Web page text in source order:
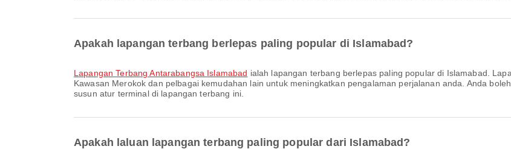
Apakah lapangan terbang berlepas paling popular di Islamabad?
Lapangan Terbang Antarabangsa Islamabad ialah lapangan terbang berlepas paling popular di Islamabad.
Kawasan Merokok dan pelbagai kemudahan lain untuk meningkatkan pengalaman perjalanan anda. Anda
susun atur terminal di lapangan terbang ini.
Apakah laluan lapangan terbang paling popular dari Islamabad?